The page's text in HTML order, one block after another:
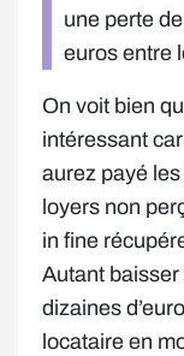
une perte
euros entre
On voit bien
intéressant
aurez payé
loyers non
in fine
Autant
dizaines
locataire en